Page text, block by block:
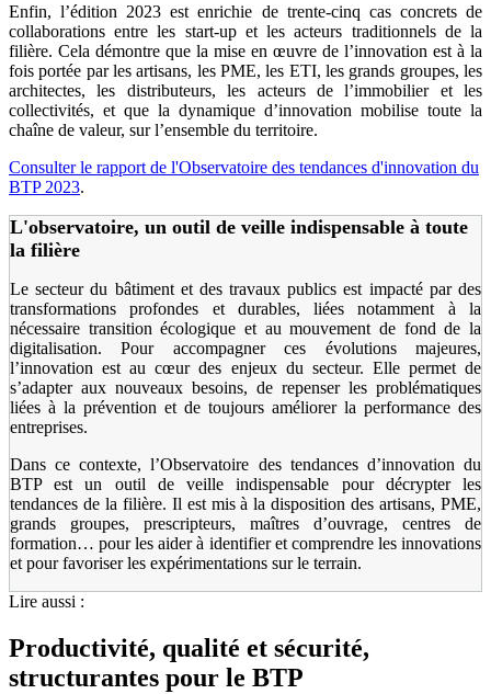
Enfin, l’édition 2023 est enrichie de trente-cinq cas concrets de
collaborations entre les start-up et les acteurs traditionnels de la
filière. Cela démontre que la mise en œuvre de l’innovation est à la
fois portée par les artisans, les PME, les ETI, les grands groupes, les
architectes, les distributeurs, les acteurs de l’immobilier et les
collectivités, et que la dynamique d’innovation mobilise toute la
chaîne de valeur, sur l’ensemble du territoire.
Consulter le rapport de l'Observatoire des tendances d'innovation du
BTP 2023.
L'observatoire, un outil de veille indispensable à toute
la filière
Le secteur du bâtiment et des travaux publics est impacté par des
transformations profondes et durables, liées notamment à la
nécessaire transition écologique et au mouvement de fond de la
digitalisation. Pour accompagner ces évolutions majeures,
l’innovation est au cœur des enjeux du secteur. Elle permet de
s’adapter aux nouveaux besoins, de repenser les problématiques
liées à la prévention et de toujours améliorer la performance des
entreprises.
Dans ce contexte, l’Observatoire des tendances d’innovation du
BTP est un outil de veille indispensable pour décrypter les
tendances de la filière. Il est mis à la disposition des artisans, PME,
grands groupes, prescripteurs, maîtres d’ouvrage, centres de
formation… pour les aider à identifier et comprendre les innovations
et pour favoriser les expérimentations sur le terrain.
Lire aussi :
Productivité, qualité et sécurité,
structurantes pour le BTP